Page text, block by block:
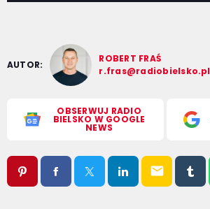
AUTOR:
ROBERT FRAŚ
r.fras@radiobielsko.pl
OBSERWUJ RADIO
BIELSKO W GOOGLE
NEWS
email